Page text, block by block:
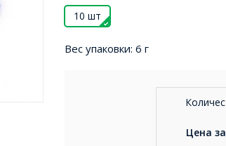
10 шт
Вес упаковки: 6 г
Цена